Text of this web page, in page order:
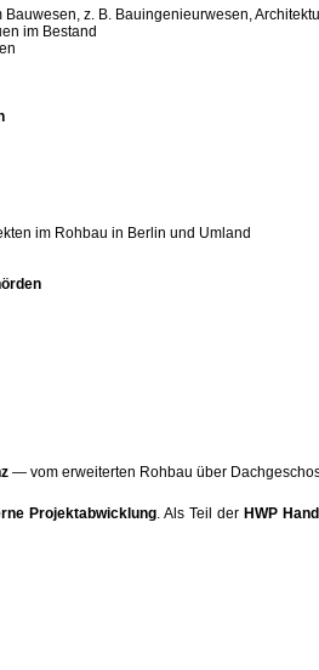
z. B. Bauingenieurwesen,
im Bestand
im Rohbau in Berlin und Umland
— vom erweiterten Rohbau über
Projektabwicklung. Als Teil der HWP